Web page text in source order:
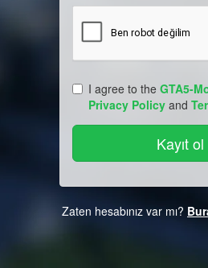
I agree to the GTA5-
Privacy Policy and
Zaten hesabınız var mı?